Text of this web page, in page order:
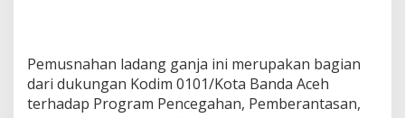
Pemusnahan ladang ganja ini merupakan bagian
dari dukungan Kodim 0101/Kota Banda Aceh
terhadap Program Pencegahan, Pemberantasan,